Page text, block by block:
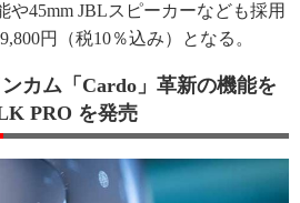
や45mm JBLスピーカーなども採用
円（税10％込み）となる。
カム「Cardo」革新の機能を
PRO を発売